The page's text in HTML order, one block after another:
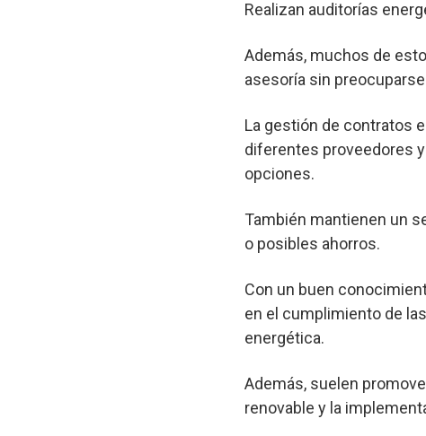
Realizan auditorías
Además, muchos de
asesoría sin
La gestión de contratos
diferentes proveedores
opciones.
También mantienen un
o posibles ahorros.
Con un buen
en el cumplimiento de
energética.
Además, suelen
renovable y la